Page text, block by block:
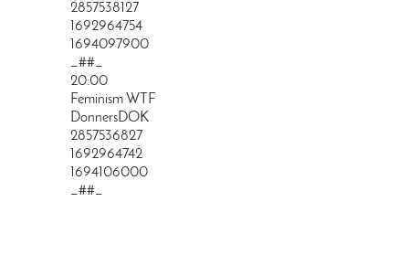
2857538127
1692964754
1694097900
_##_
20:00
Feminism WTF
DonnersDOK
2857536827
1692964742
1694106000
_##_